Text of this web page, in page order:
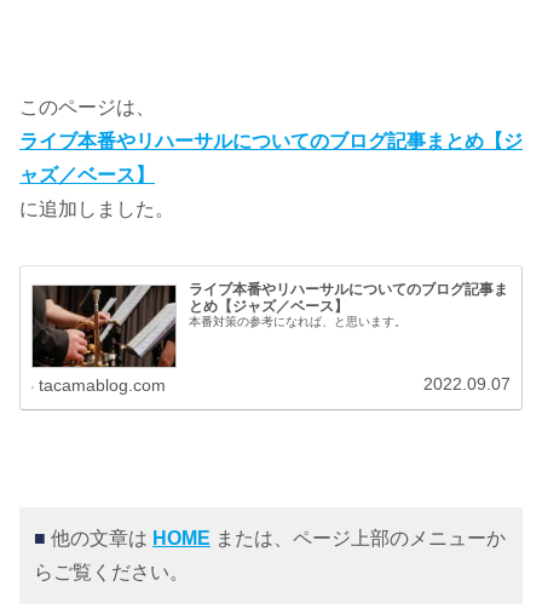
このページは、
ライブ本番やリハーサルについてのブログ記事まとめ【ジ
ャズ／ベース】
に追加しました。
ライブ本番やリハーサルについてのブログ記事ま
とめ【ジャズ／ベース】
本番対策の参考になれば、と思います。
tacamablog.com 2022.09.07
■ 他の文章は HOME または、ページ上部のメニューか
らご覧ください。